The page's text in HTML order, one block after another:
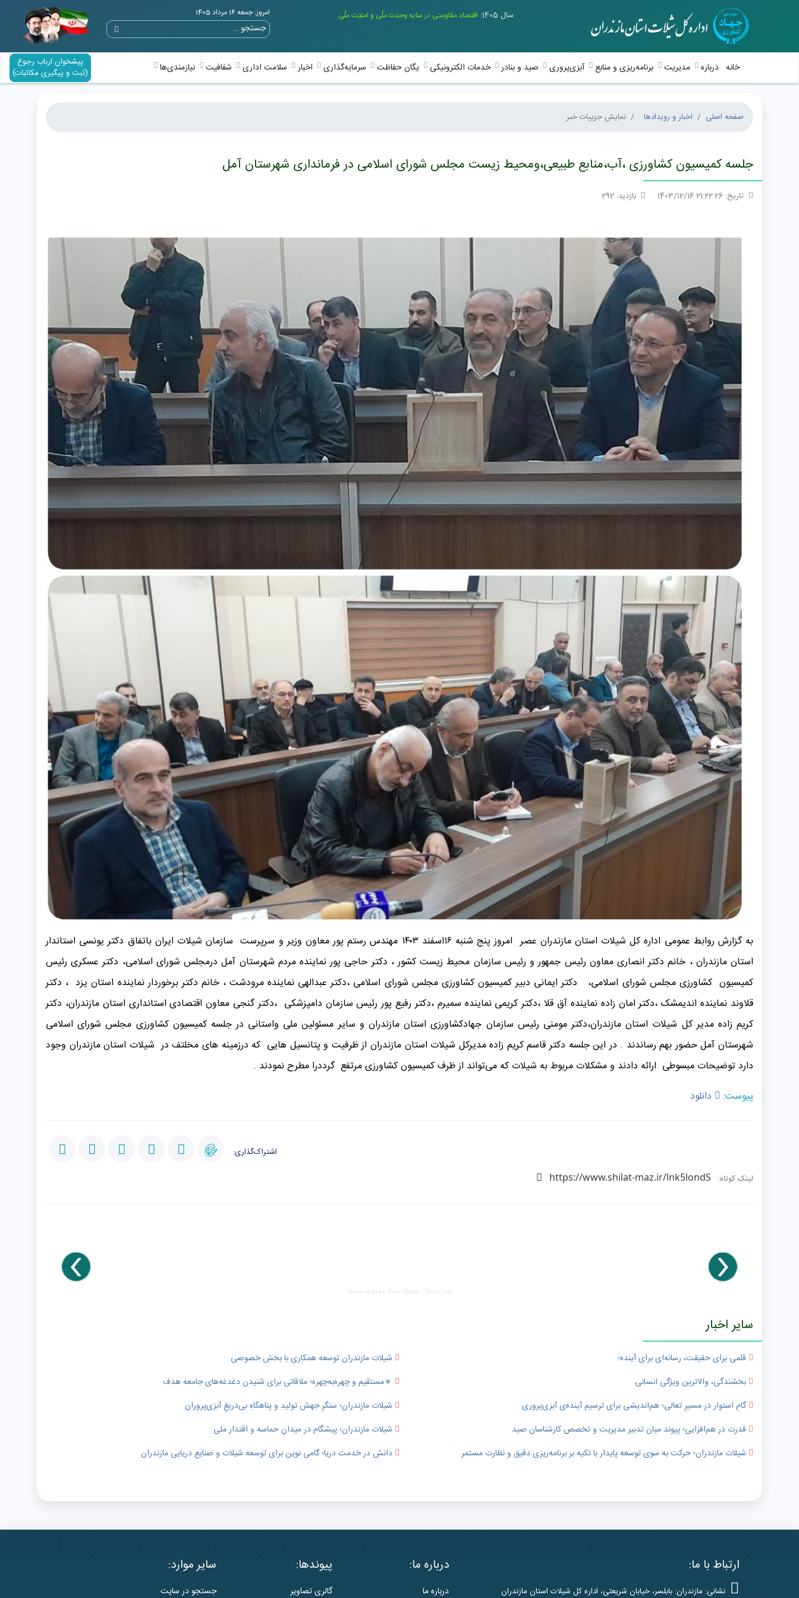
سال 1405: اقتصاد مقاومتی در سایه وحدت ملّی و امنیّت ملّی امروز: جمعه 16 مرداد 1405
پیشخوان ارباب رجوع
(ثبت و پیگیری مکاتبات)
خانه درباره مدیریت برنامه‌ریزی و منابع آبزی‌پروری صید و بنادر خدمات الکترونیکی یگان حفاظت سرمایه‌گذاری اخبار سلامت اداری شفافیت نیازمندی‌ها
صفحه اصلی اخبار و رویدادها نمایش جزییات خبر
جلسه کمیسیون کشاورزی ،آب،منابع طبیعی،ومحیط زیست مجلس شورای اسلامی در فرمانداری شهرستان آمل
تاریخ: 21:22:26 1403/12/16 بازدید: 292
️به گزارش روابط عمومی اداره کل شیلات استان مازندران عصر امروز پنج شنبه ۱۶اسفند ۱۴۰۳ مهندس رستم پور معاون وزیر و سرپرست سازمان شیلات ایران باتفاق دکتر یونسی استاندار
استان مازندران ، خانم دکتر انصاری معاون رئیس جمهور و رئیس سازمان محیط زیست کشور ، دکتر حاجی پور نماینده مردم شهرستان آمل درمجلس شورای اسلامی، دکتر عسکری رئیس
کمیسیون کشاورزی مجلس شورای اسلامی، دکتر ایمانی دبیر کمیسیون کشاورزی مجلس شورای اسلامی ،دکتر عبدالهی نماینده مرودشت ، خانم دکتر برخوردار نماینده استان یزد ، دکتر
قلاوند نماینده اندیمشک ،دکتر امان زاده نماینده آق قلا ،دکتر کریمی نماینده سمیرم ،دکتر رفیع پور رئیس سازمان دامپزشکی ،دکتر گنجی معاون اقتصادی استانداری استان مازندران، دکتر
کریم زاده مدیر کل شیلات استان مازندران،دکتر مومنی رئیس سازمان جهادکشاورزی استان مازندران و سایر مسئولین ملی واستانی در جلسه کمیسیون کشاورزی مجلس شورای اسلامی
شهرستان آمل حضور بهم رساندند . در این جلسه دکتر قاسم کریم زاده مدیرکل شیلات استان مازندران از ظرفیت و پتانسیل هایی که درزمینه های مخلتف در شیلات استان مازندران وجود
دارد توضیحات مبسوطی ارائه دادند و مشکلات مربوط به شیلات که می‌تواند از ظرف کمیسیون کشاورزی مرتفع گرددرا مطرح نمودند .
پیوست:
دانلود
اشتراک‌گذاری:
لینک کوتاه: https://www.shilat-maz.ir/lnk5londS
Shortcut keys: Prev=Right , Next=Left
سایر اخبار
قلمی برای حقیقت، رسانه‌ای برای آینده؛
شیلات مازندران توسعه همکاری با بخش خصوصی
بخشندگی، والاترین ویژگی انسانی
🔹️مستقیم و چهره‌به‌چهره؛ ملاقاتی برای شنیدن دغدغه‌های جامعه هدف
گامِ استوار در مسیرِ تعالی؛ هم‌اندیشی برای ترسیمِ آینده‌ی آبزی‌پروری
شیلات مازندران؛ سنگرِ جهش تولید و پناهگاهِ بی‌دریغِ آبزی‌پروران
قدرت در هم‌افزایی؛ پیوند میان تدبیر مدیریت و تخصص کارشناسان صید
شیلات مازندران؛ پیشگام در میدانِ حماسه و اقتدار ملی
شیلات مازندران؛ حرکت به سوی توسعه پایدار با تکیه بر برنامه‌ریزی دقیق و نظارت مستمر
دانش در خدمت دریا؛ گامی نوین برای توسعه شیلات و صنایع دریایی مازندران
ارتباط با ما:
نشانی: مازندران: بابلسر، خیابان شریعتی، اداره کل شیلات استان مازندران
درباره ما:
درباره ما
پیوندها:
گالری تصاویر
سایر موارد:
جستجو در سایت